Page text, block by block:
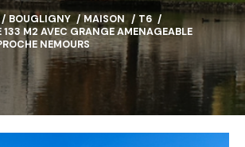
BOUGLIGNY MAISON
T6
M2 AVEC GRANGE AMENAGEABLE
NEMOURS